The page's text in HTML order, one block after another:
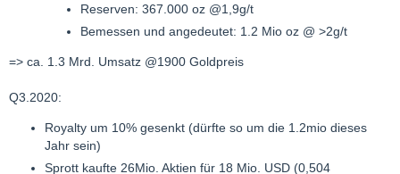
Reserven: 367.000 oz @1,9g/t
Bemessen und angedeutet: 1.2 Mio oz @ >2g/t
=> ca. 1.3 Mrd. Umsatz @1900 Goldpreis
Q3.2020:
Royalty um 10% gesenkt (dürfte so um die 1.2mio dieses
Jahr sein)
Sprott kaufte 26Mio. Aktien für 18 Mio. USD (0,504